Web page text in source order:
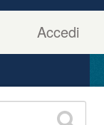
Accedi